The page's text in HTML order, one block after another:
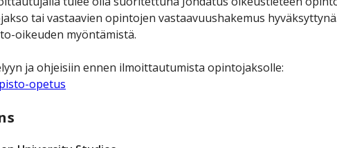
tai vastaavien opintojen vastaavuushakemus
oikeuden myöntämistä.
ja ohjeisiin ennen ilmoittautumista opintojaksolle:
opetus